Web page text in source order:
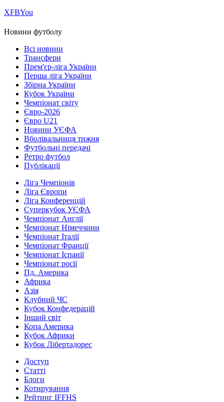
ХFBYou
Новини футболу
Всі новини
Трансфери
Прем'єр-ліга України
Перша ліга України
Збірна України
Кубок України
Чемпіонат світу
Євро-2026
Євро U21
Новини УЄФА
Вболівальниця тижня
Футбольні передачі
Ретро футбол
Публікації
Ліга Чемпіонів
Ліга Європи
Ліга Конференцій
Суперкубок УЄФА
Чемпіонат Англії
Чемпіонат Німеччини
Чемпіонат Італії
Чемпіонат Франції
Чемпіонат Іспанії
Чемпіонат росії
Пд. Америка
Африка
Азія
Клубний ЧС
Кубок Конфедерацій
Інший світ
Копа Америка
Кубок Африки
Кубок Лібертадорес
Доступ
Статті
Блоги
Котирування
Рейтинг IFFHS